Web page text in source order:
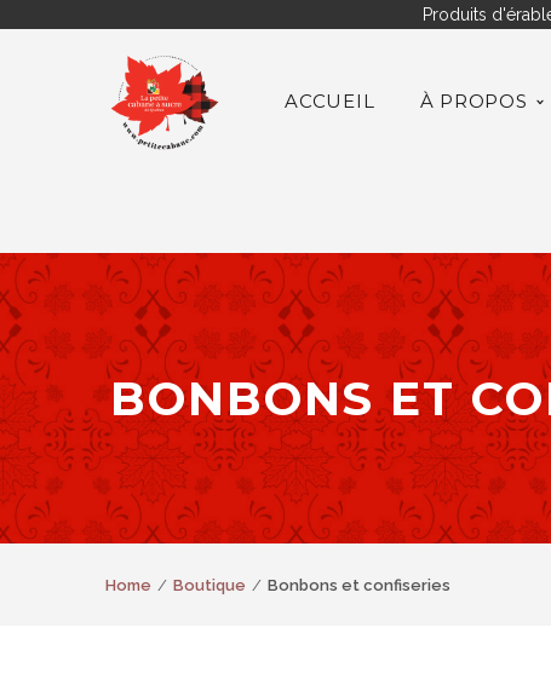
Produits
ACCUEIL À PROPOS
BONBONS ET
Home Boutique Bonbons et confiseries